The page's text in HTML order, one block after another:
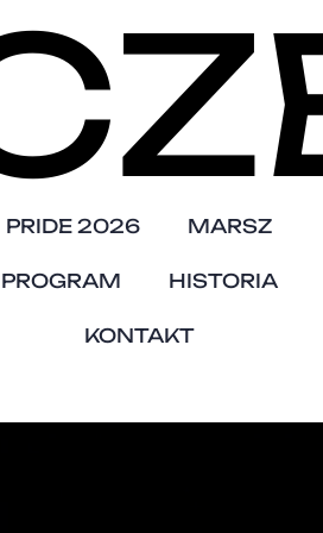
PRIDE 2026 MARSZ
PROGRAM HISTORIA
KONTAKT